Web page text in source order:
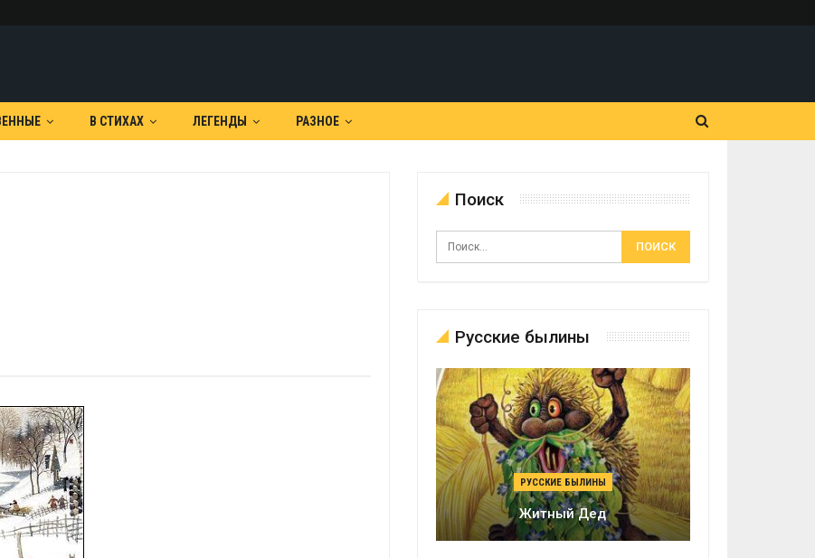
В СТИХАХ ЛЕГЕНДЫ РАЗНОЕ
Поиск
Русские былины
РУССКИЕ БЫЛИНЫ
Житный Дед